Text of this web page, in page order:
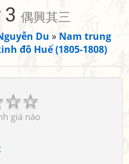
偶興其三
Du » Nam trung
đô Huế (1805-1808)
☆
☆
giá nào